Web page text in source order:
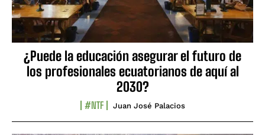
¿Puede la educación asegurar el futuro de
los profesionales ecuatorianos de aquí al
2030?
#NTF Juan José Palacios